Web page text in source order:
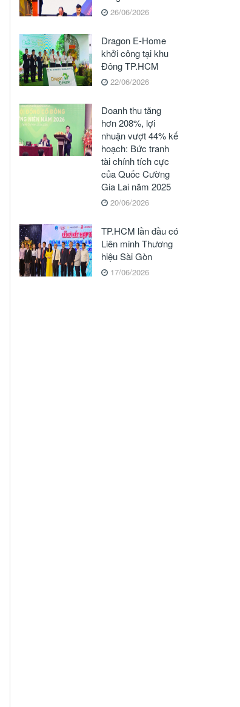
26/06/2026
Dragon E-Home
khởi công tại khu
Đông TP.HCM
22/06/2026
Doanh thu tăng
hơn 208%, lợi
nhuận vượt 44% kế
hoạch: Bức tranh
tài chính tích cực
của Quốc Cường
Gia Lai năm 2025
20/06/2026
TP.HCM lần đầu có
Liên minh Thương
hiệu Sài Gòn
17/06/2026